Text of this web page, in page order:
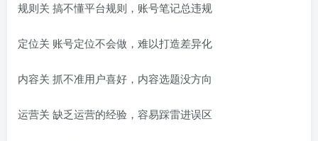
规则关 搞不懂平台规则，账号笔记总违规
定位关 账号定位不会做，难以打造差异化
内容关 抓不准用户喜好，内容选题没方向
运营关 缺乏运营的经验，容易踩雷进误区